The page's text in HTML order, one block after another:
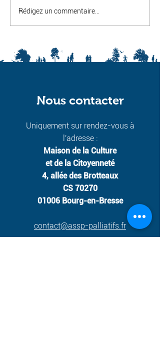
Newsletter du mois
Rédigez un commentaire...
Nous contacter
Uniquement sur rendez-vous à
l'adresse :
Maison de la Culture
et de la Citoyenneté
4, allée des Brotteaux
CS 70270
01006 Bourg-en-Bresse
contact@assp-palliatifs.fr